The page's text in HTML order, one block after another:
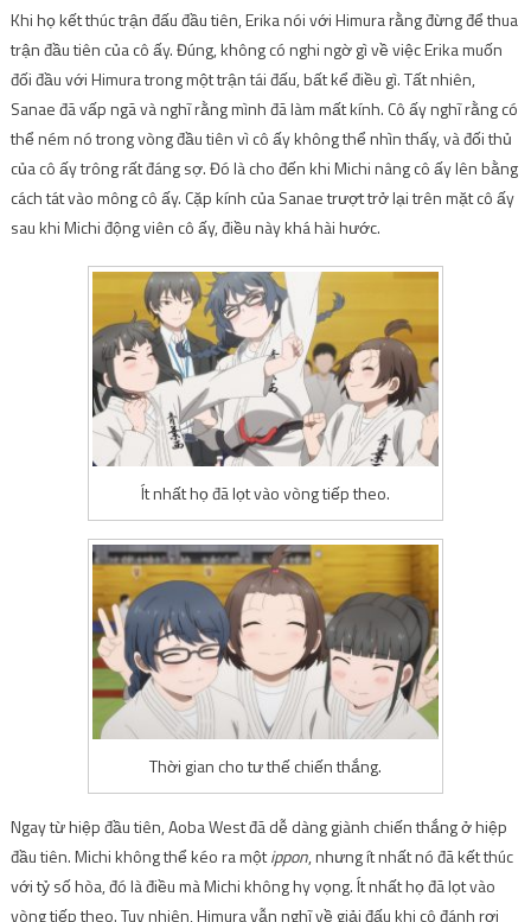
Khi họ kết thúc trận đấu đầu tiên, Erika nói với Himura rằng đừng để thua
trận đầu tiên của cô ấy. Đúng, không có nghi ngờ gì về việc Erika muốn
đối đầu với Himura trong một trận tái đấu, bất kể điều gì. Tất nhiên,
Sanae đã vấp ngã và nghĩ rằng mình đã làm mất kính. Cô ấy nghĩ rằng có
thể ném nó trong vòng đầu tiên vì cô ấy không thể nhìn thấy, và đối thủ
của cô ấy trông rất đáng sợ. Đó là cho đến khi Michi nâng cô ấy lên bằng
cách tát vào mông cô ấy. Cặp kính của Sanae trượt trở lại trên mặt cô ấy
sau khi Michi động viên cô ấy, điều này khá hài hước.
Ít nhất họ đã lọt vào vòng tiếp theo.
Thời gian cho tư thế chiến thắng.
Ngay từ hiệp đầu tiên, Aoba West đã dễ dàng giành chiến thắng ở hiệp
đầu tiên. Michi không thể kéo ra mộtippon, nhưng ít nhất nó đã kết thúc
với tỷ số hòa, đó là điều mà Michi không hy vọng. Ít nhất họ đã lọt vào
vòng tiếp theo. Tuy nhiên, Himura vẫn nghĩ về giải đấu khi cô đánh rơi